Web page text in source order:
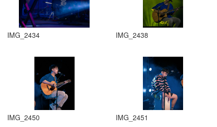
IMG_2434 IMG_2438
IMG_2450 IMG_2451